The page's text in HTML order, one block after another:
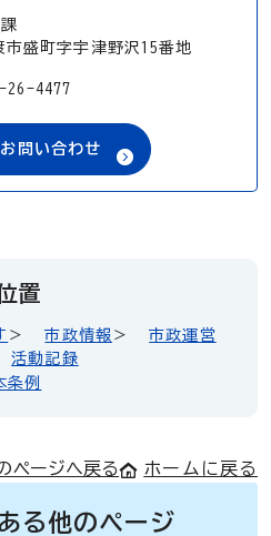
盛町字宇津野沢15番地
26-4477
問い合わせ
置
市政情報
市政運営
活動記録
条例
ページへ戻る ホームに戻る
る他のページ